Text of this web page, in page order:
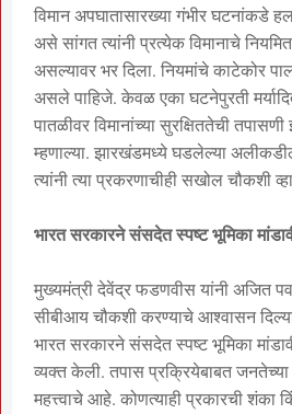
विमान अपघातासारख्या गंभीर घटनांकडे
असे सांगत त्यांनी प्रत्येक विमानाचे
असल्यावर भर दिला. नियमांचे काटेकोर
असले पाहिजे. केवळ एका घटनेपुरती
पातळीवर विमानांच्या सुरक्षिततेची
म्हणाल्या. झारखंडमध्ये घडलेल्या
त्यांनी त्या प्रकरणाचीही सखोल चौकशी
भारत सरकारने संसदेत स्पष्ट भूमिका
मुख्यमंत्री देवेंद्र फडणवीस यांनी अजित
सीबीआय चौकशी करण्याचे आश्वासन
भारत सरकारने संसदेत स्पष्ट भूमिका
व्यक्त केली. तपास प्रक्रियेबाबत जनतेच्या
महत्त्वाचे आहे. कोणत्याही प्रकारची शंका